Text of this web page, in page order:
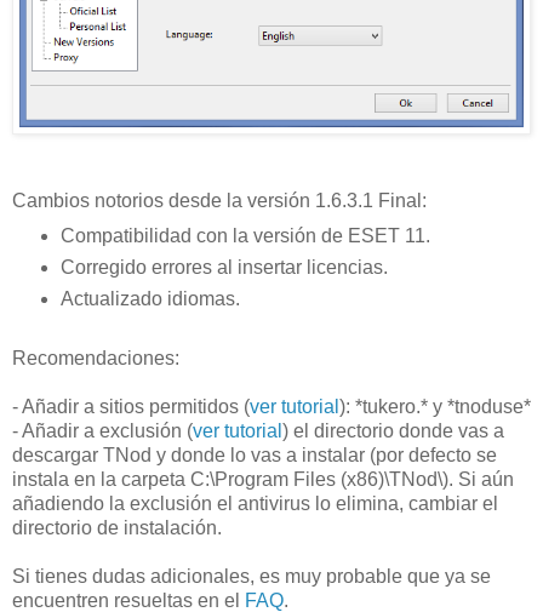
Cambios notorios desde la versión 1.6.3.1 Final:
Compatibilidad con la versión de ESET 11.
Corregido errores al insertar licencias.
Actualizado idiomas.
Recomendaciones:
- Añadir a sitios permitidos (ver tutorial ): *tukero.* y *tnoduse*
- Añadir a exclusión (ver tutorial ) el directorio donde vas a
descargar TNod y donde lo vas a instalar (por defecto se
instala en la carpeta C:\Program Files (x86)\TNod\). Si aún
añadiendo la exclusión el antivirus lo elimina, cambiar el
directorio de instalación.
Si tienes dudas adicionales, es muy probable que ya se
encuentren resueltas en el FAQ.